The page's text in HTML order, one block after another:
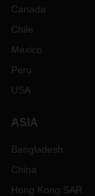
Canada
Chile
Mexico
Peru
USA
ASIA
Bangladesh
China
Hong Kong SAR